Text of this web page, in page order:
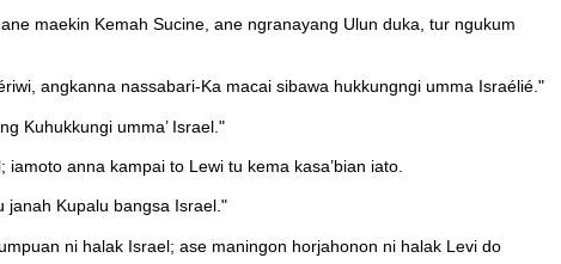
maekin Kemah Sucine, ane ngranayang Ulun duka, tur ngukum
angkanna nassabari-Ka macai sibawa hukkungngi umma Israélié."
Kuhukkungi umma’ Israel."
anna kampai to Lewi tu kema kasa’bian iato.
janah Kupalu bangsa Israel."
ni halak Israel; ase maningon horjahonon ni halak Levi do